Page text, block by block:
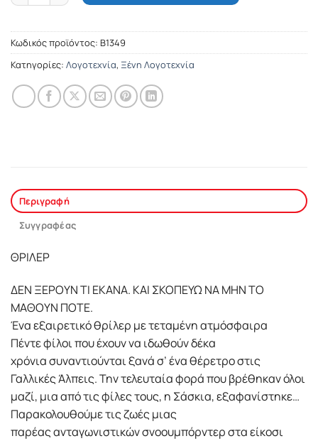
Κωδικός προϊόντος: B1349
Κατηγορίες: Λογοτεχνία, Ξένη Λογοτεχνία
Περιγραφή
Συγγραφέας
ΘΡΙΛΕΡ
ΔΕΝ ΞΕΡΟΥΝ ΤΙ ΕΚΑΝΑ. ΚΑΙ ΣΚΟΠΕΥΩ ΝΑ ΜΗΝ ΤΟ
ΜΑΘΟΥΝ ΠΟΤΕ.
Ένα εξαιρετικό θρίλερ µε τεταµένη ατµόσφαιρα
Πέντε φίλοι που έχουν να ιδωθούν δέκα
χρόνια συναντιούνται ξανά σ’ ένα θέρετρο στις
Γαλλικές Άλπεις. Την τελευταία φορά που βρέθηκαν όλοι
µαζί, µια από τις φίλες τους, η Σάσκια, εξαφανίστηκε…
Παρακολουθούµε τις ζωές µιας
παρέας ανταγωνιστικών σνοουµπόρντερ στα είκοσι